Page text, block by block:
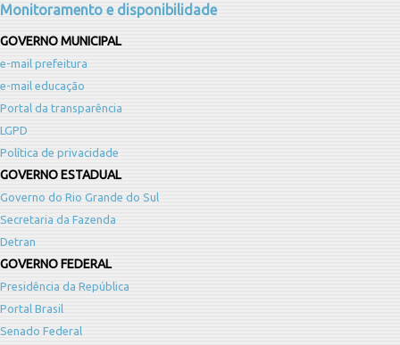
Monitoramento e disponibilidade
GOVERNO MUNICIPAL
e-mail prefeitura
e-mail educação
Portal da transparência
LGPD
Política de privacidade
GOVERNO ESTADUAL
Governo do Rio Grande do Sul
Secretaria da Fazenda
Detran
GOVERNO FEDERAL
Presidência da República
Portal Brasil
Senado Federal